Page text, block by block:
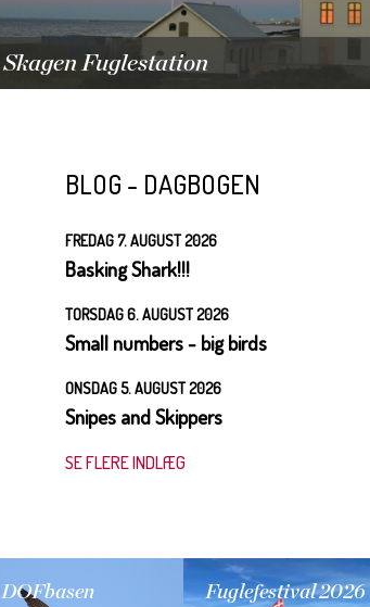
Skagen Fuglestation
BLOG - DAGBOGEN
FREDAG 7. AUGUST 2026
Basking Shark!!!
TORSDAG 6. AUGUST 2026
Small numbers - big birds
ONSDAG 5. AUGUST 2026
Snipes and Skippers
SE FLERE INDLÆG
DOFbasen Fuglefestival 2026